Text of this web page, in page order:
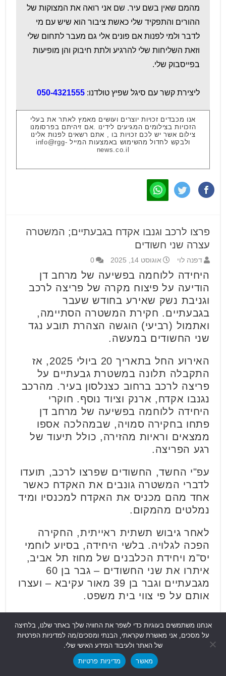
מהמם שאין בשם עיר. שם אני רואה את המצוקות של
ההורים והתפקיד שלי כאשת ציבור הוא שיש עם מי
לדבר ולמי לפנות אם פונים אלי גם מעבר לתחום שלי
וזאת השליחות שלי להרגיע ולתת חיבוק והן מופיעות
בפייסבוק שלי.
ליצירת קשר עם סיגל שפיץ טולדנו: 050-4321555
אנו מכבדים זכויות יוצרים ועושים מאמץ לאתר את בעלי
הזכויות בצילומים המגיעים לידינו .אם זיהיתם בפרסומנו
צילום אשר יש לכם זכויות בו , אתם רשאים לפנות אלינו
ולבקש לחדול מהשימוש באמצעות המייל info@rgg-
news.co.il
פרצו לרכב וגנבו אקדח בגבעתיים; המשטרה
עצרה שני חשודים
דפנה לוי אוגוסט 14, 2025 0
היחידה ללוחמה בפשיעה של מרחב דן
הודיעה על פיצוח מקרה של פריצה לרכב
וגניבת נשק שאירע בחודש שעבר
בגבעתיים. חקירת המשטרה הסתיימה,
ואתמול (רביעי) הוגשה הצהרת תובע נגד
שני החשודים במעשה.
האירוע החל בתאריך 20 ביולי 2025, אז
התקבלה תלונה במשטרת גבעתיים על
פריצה לרכב ברחוב כצנלסון בעיר. מהרכב
נגנבו אקדח, ארנק וציוד נוסף. חוקרי
היחידה ללוחמה בפשיעה של מרחב דן
פתחו בחקירה סמויה, שבמהלכה אספו
ממצאים וראיות מהזירה, כולל תיעוד של
רגע הפריצה.
עפ"י החשד, החשודים שפרצו לרכב, תועדו
לדברי המשטרה גונבים את האקדח כאשר
אחד מהם מכניס את האקדח למכנסיו ומיד
נמלטים מהמקום.
לאחר גיבוש תשתית ראייתית, החקירה
הפכה לגלויה. בלשי היחידה, בסיוע לוחמי
יס"מ ויחידת הכלבנים של מחוז תל אביב,
איתרו את שני החשודים – גבר בן 60
מגבעתיים וגבר בן 39 מאור עקיבא – ועצרו
אותם על פי צווי בית משפט.
בגבעתיים, נתפסו אקדח אוויר (איירסופט)
וכלי פריצה. שני החשודים הובאו לחקירה
במשרדי היחידה, ובסיומה נכלאו. מעצרם
הוארך מעת לעת בבית המשפט, ואתמול,
אנחנו משתמשים בעוגיות כדי לשפר את החוויה שלך באתר שלנו, בלחיצה
על מסכים, אני מאשרת שקראתי, הבנתי ומסכים/מה למדיניות הפרטיות
של האתר ולעיבוד המידע האישי שלי.
מאשר
מדיניות פרטיות